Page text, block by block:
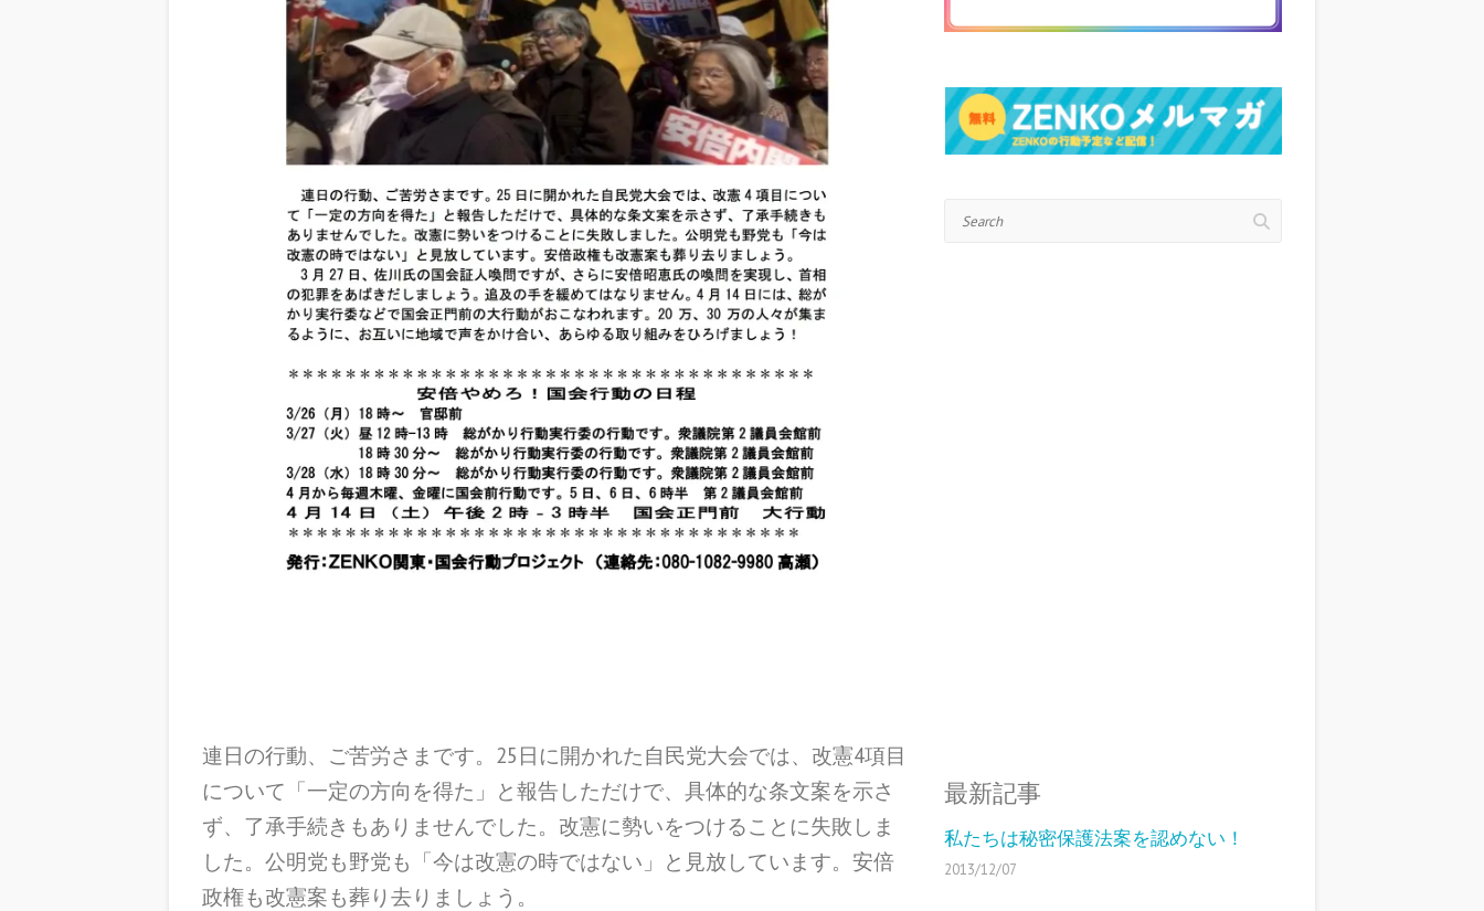
連日の行動、ご苦労さまです。25日に開かれた自民党大会では、改憲4項目
について「一定の方向を得た」と報告しただけで、具体的な条文案を示さ
ず、了承手続きもありませんでした。改憲に勢いをつけることに失敗しま
した。公明党も野党も「今は改憲の時ではない」と見放しています。安倍
政権も改憲案も葬り去りましょう。
最新記事
私たちは秘密保護法案を認めない！
2013/12/07